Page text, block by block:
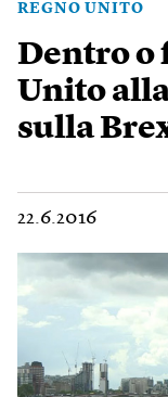
REGNO UNITO
Dentro o
Unito
sulla
22.6.2016